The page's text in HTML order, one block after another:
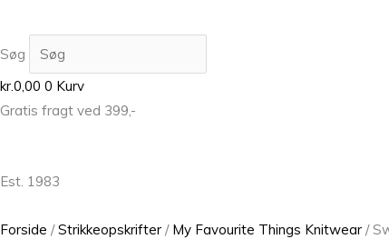
Søg
kr.0,00 0 Kurv
Gratis fragt ved 399,-
Est. 1983
Forside /Strikkeopskrifter / My Favourite Things Knitwear /